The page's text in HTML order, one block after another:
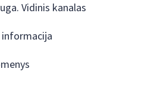
Vidinis kanalas